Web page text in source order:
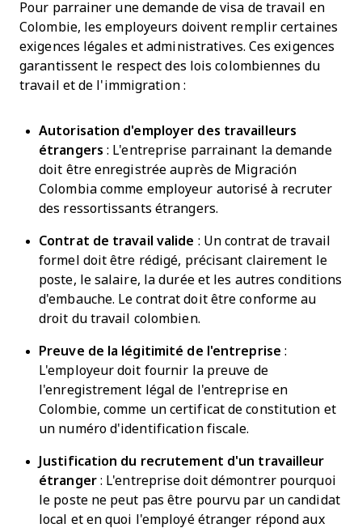
Pour parrainer une demande de visa de travail en
Colombie, les employeurs doivent remplir certaines
exigences légales et administratives. Ces exigences
garantissent le respect des lois colombiennes du
travail et de l'immigration :
Autorisation d'employer des travailleurs
étrangers : L'entreprise parrainant la demande
doit être enregistrée auprès de Migración
Colombia comme employeur autorisé à recruter
des ressortissants étrangers.
Contrat de travail valide : Un contrat de travail
formel doit être rédigé, précisant clairement le
poste, le salaire, la durée et les autres conditions
d'embauche. Le contrat doit être conforme au
droit du travail colombien.
Preuve de la légitimité de l'entreprise :
L'employeur doit fournir la preuve de
l'enregistrement légal de l'entreprise en
Colombie, comme un certificat de constitution et
un numéro d'identification fiscale.
Justification du recrutement d'un travailleur
étranger: L'entreprise doit démontrer pourquoi
le poste ne peut pas être pourvu par un candidat
local et en quoi l'employé étranger répond aux